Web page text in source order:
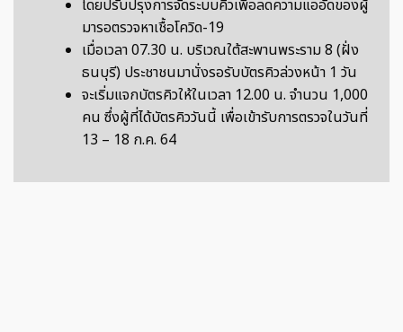
โดยปรับปรุงการจัดระบบคิวเพื่อลดความแออัดของผู้
มารอตรวจหาเชื้อโควิด-19
เมื่อเวลา 07.30 น. บริเวณใต้สะพานพระราม 8 (ฝั่ง
ธนบุรี) ประชาชนมานั่งรอรับบัตรคิวล่วงหน้า 1 วัน
จะเริ่มแจกบัตรคิวให้ในเวลา 12.00 น. จำนวน 1,000
คน ซึ่งผู้ที่ได้บัตรคิววันนี้ เพื่อเข้ารับการตรวจในวันที่
13 – 18 ก.ค. 64